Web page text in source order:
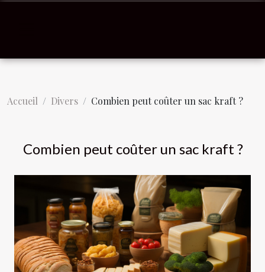
Accueil Divers Combien peut coûter un sac kraft ?
Combien peut coûter un sac kraft ?